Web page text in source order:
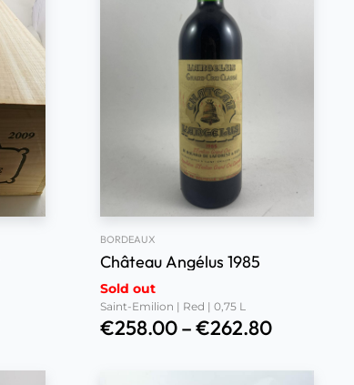
BORDEAUX
Château Angélus 1985
Sold out
Saint-Emilion | Red | 0,75 L
€258.00–€262.80